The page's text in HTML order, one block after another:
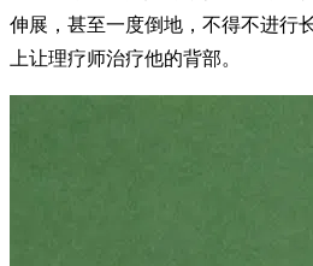
伸展，甚至一度倒地，不得不进行
上让理疗师治疗他的背部。